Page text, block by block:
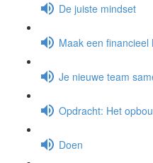
De juiste mindset
Maak een
Je nieuwe team
Opdracht: Het
Doen